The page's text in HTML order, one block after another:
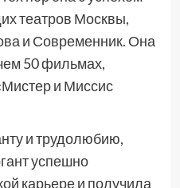
театров Москвы,
и Современник. Она
50 фильмах,
и Миссис
и трудолюбию,
успешно
карьере и получила